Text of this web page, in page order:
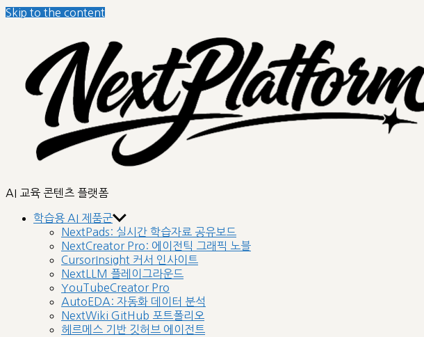
Skip to the content
AI 교육 콘텐츠 플랫폼
학습용 AI 제품군
NextPads: 실시간 학습자료 공유보드
NextCreator Pro: 에이전틱 그래픽 노블
CursorInsight 커서 인사이트
NextLLM 플레이그라운드
YouTubeCreator Pro
AutoEDA: 자동화 데이터 분석
NextWiki GitHub 포트폴리오
헤르메스 기반 깃허브 에이전트